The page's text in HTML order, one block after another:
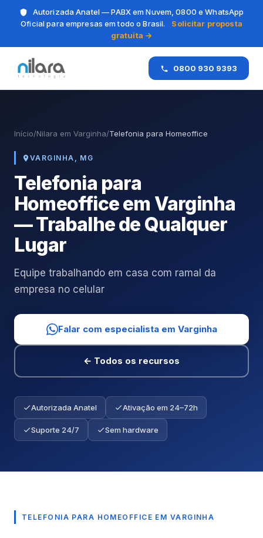
Autorizada Anatel — PABX em Nuvem, 0800 e WhatsApp
Oficial para empresas em todo o Brasil.
Solicitar proposta
gratuita →
0800 930 9393
Início/Nilara em Varginha/Telefonia para Homeoffice
VARGINHA, MG
Telefonia para
Homeoffice em Varginha
— Trabalhe de Qualquer
Lugar
Equipe trabalhando em casa com ramal da
empresa no celular
Falar com especialista em Varginha
← Todos os recursos
Autorizada Anatel Ativação em 24–72h
Suporte 24/7 Sem hardware
TELEFONIA PARA HOMEOFFICE EM VARGINHA